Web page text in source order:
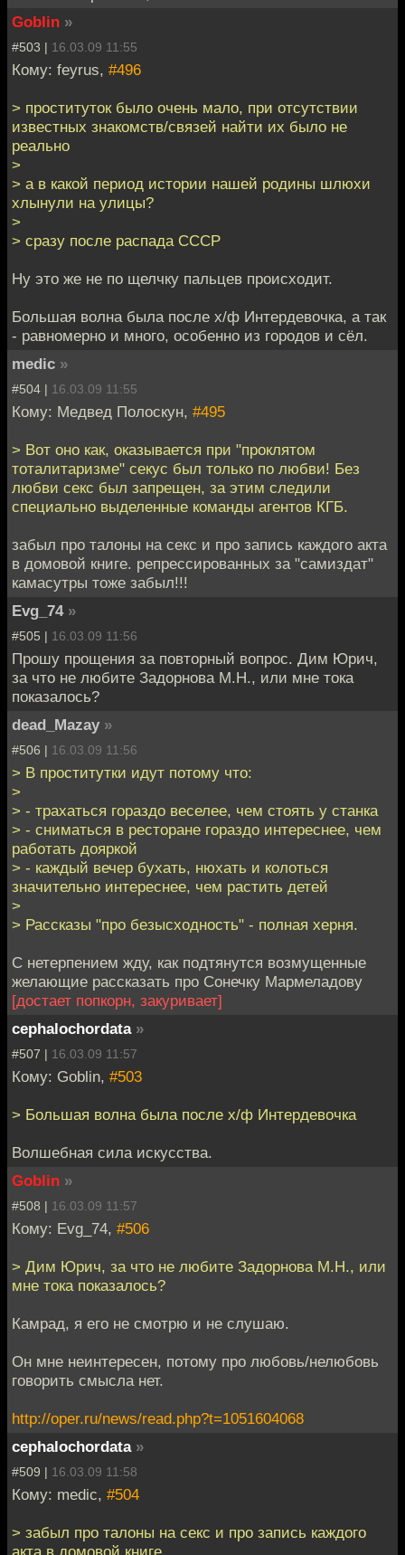
Goblin »
#503 | 16.03.09 11:55
Кому: feyrus, #496
> проституток было очень мало, при отсутствии
известных знакомств/связей найти их было не
реально
>
> а в какой период истории нашей родины шлюхи
хлынули на улицы?
>
> сразу после распада СССР
Ну это же не по щелчку пальцев происходит.
Большая волна была после х/ф Интердевочка, а так
- равномерно и много, особенно из городов и сёл.
medic »
#504 | 16.03.09 11:55
Кому: Медвед Полоскун, #495
> Вот оно как, оказывается при "проклятом
тоталитаризме" секус был только по любви! Без
любви секс был запрещен, за этим следили
специально выделенные команды агентов КГБ.
забыл про талоны на секс и про запись каждого акта
в домовой книге. репрессированных за "самиздат"
камасутры тоже забыл!!!
Evg_74 »
#505 | 16.03.09 11:56
Прошу прощения за повторный вопрос. Дим Юрич,
за что не любите Задорнова М.Н., или мне тока
показалось?
dead_Mazay »
#506 | 16.03.09 11:56
> В проститутки идут потому что:
>
> - трахаться гораздо веселее, чем стоять у станка
> - сниматься в ресторане гораздо интереснее, чем
работать дояркой
> - каждый вечер бухать, нюхать и колоться
значительно интереснее, чем растить детей
>
> Рассказы "про безысходность" - полная херня.
С нетерпением жду, как подтянутся возмущенные
желающие рассказать про Сонечку Мармеладову
[достает попкорн, закуривает]
cephalochordata »
#507 | 16.03.09 11:57
Кому: Goblin, #503
> Большая волна была после х/ф Интердевочка
Волшебная сила искусства.
Goblin »
#508 | 16.03.09 11:57
Кому: Evg_74, #506
> Дим Юрич, за что не любите Задорнова М.Н., или
мне тока показалось?
Камрад, я его не смотрю и не слушаю.
Он мне неинтересен, потому про любовь/нелюбовь
говорить смысла нет.
http://oper.ru/news/read.php?t=1051604068
cephalochordata »
#509 | 16.03.09 11:58
Кому: medic, #504
> забыл про талоны на секс и про запись каждого
акта в домовой книге.